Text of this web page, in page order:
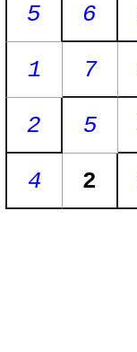
5 6
1 7
2 5
4 2